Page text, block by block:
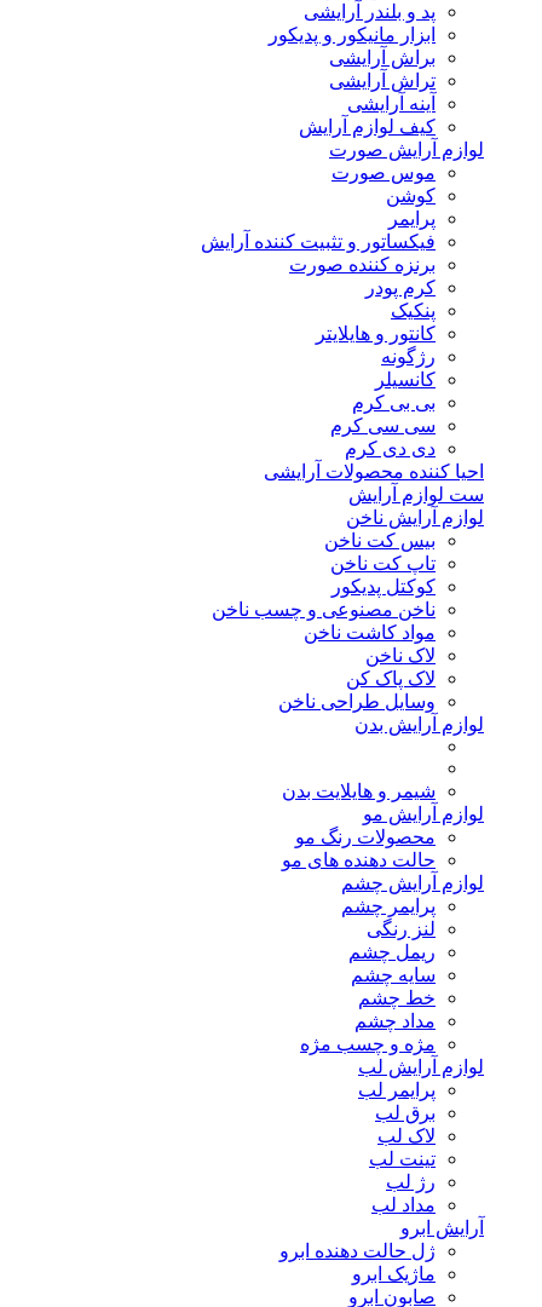
پد و بلندر آرایشی
ابزار مانیکور و پدیکور
براش آرایشی
تراش آرایشی
آینه آرایشی
کیف لوازم آرایش
لوازم آرایش صورت
موس صورت
کوشن
پرایمر
فیکساتور و تثبیت کننده آرایش
برنزه کننده صورت
کرم پودر
پنکیک
کانتور و هایلایتر
رژگونه
کانسیلر
بی بی کرم
سی سی کرم
دی دی کرم
احیا کننده محصولات آرایشی
ست لوازم آرایش
لوازم آرایش ناخن
بیس کت ناخن
تاپ کت ناخن
کوکتل پدیکور
ناخن مصنوعی و چسب ناخن
مواد کاشت ناخن
لاک ناخن
لاک پاک کن
وسایل طراحی ناخن
لوازم آرایش بدن
شیمر و هایلایت بدن
لوازم آرایش مو
محصولات رنگ مو
حالت دهنده های مو
لوازم آرایش چشم
پرایمر چشم
لنز رنگی
ریمل چشم
سایه چشم
خط چشم
مداد چشم
مژه و چسب مژه
لوازم آرایش لب
پرایمر لب
برق لب
لاک لب
تینت لب
رژ لب
مداد لب
آرایش ابرو
ژل حالت دهنده ابرو
ماژیک ابرو
صابون ابرو